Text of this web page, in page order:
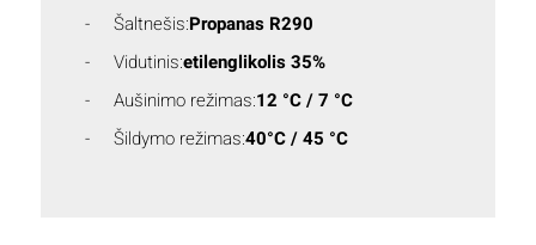
Šaltnešis:Propanas R290
Vidutinis:etilenglikolis 35%
Aušinimo režimas:12 °C / 7 °C
Šildymo režimas:40°C / 45 °C